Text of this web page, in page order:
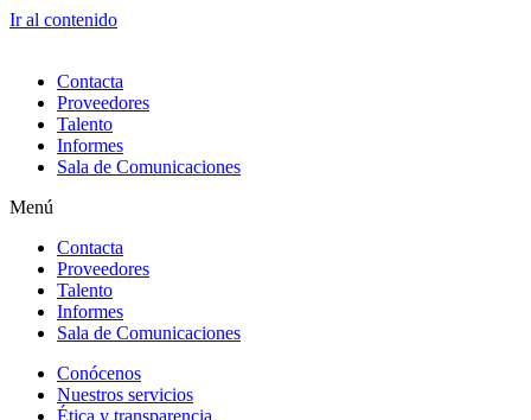
Ir al contenido
Contacta
Proveedores
Talento
Informes
Sala de Comunicaciones
Menú
Contacta
Proveedores
Talento
Informes
Sala de Comunicaciones
Conócenos
Nuestros servicios
Ética y transparencia